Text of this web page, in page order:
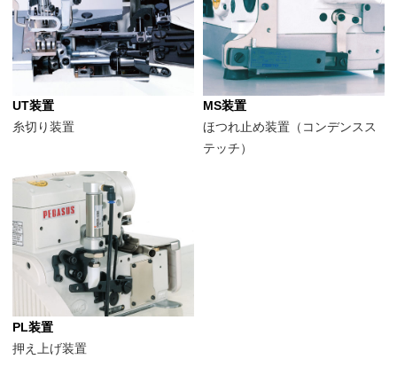
UT装置
糸切り装置
MS装置
ほつれ止め装置（コンデンスス
テッチ）
PL装置
押え上げ装置